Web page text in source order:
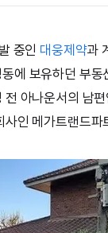
중인 대웅제약과
에 보유하던 부동
아나운서의 남
인 메가트랜드파